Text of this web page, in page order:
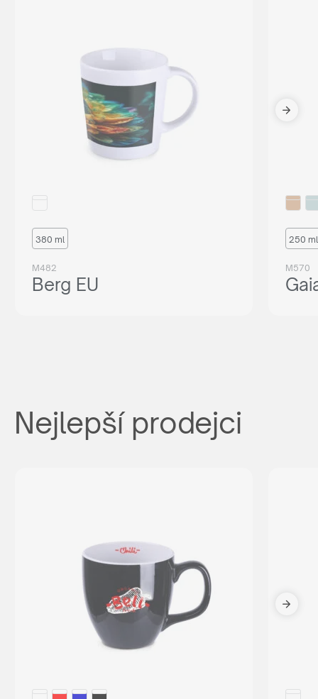
380 ml
M482
Berg EU
250 ml
M570
Nejlepší prodejci